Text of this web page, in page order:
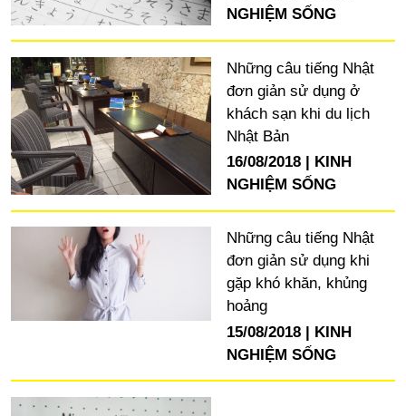
NGHIỆM SỐNG
Những câu tiếng Nhật
đơn giản sử dụng ở
khách sạn khi du lịch
Nhật Bản
16/08/2018
KINH
NGHIỆM SỐNG
Những câu tiếng Nhật
đơn giản sử dụng khi
gặp khó khăn, khủng
hoảng
15/08/2018
KINH
NGHIỆM SỐNG